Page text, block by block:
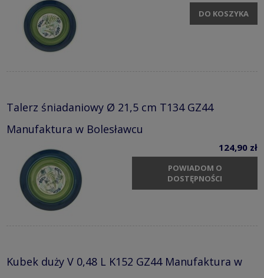
DO KOSZYKA
Talerz śniadaniowy Ø 21,5 cm T134 GZ44
Manufaktura w Bolesławcu
124,90 zł
POWIADOM O
DOSTĘPNOŚCI
Kubek duży V 0,48 L K152 GZ44 Manufaktura w